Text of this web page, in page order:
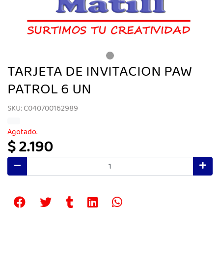
TARJETA DE INVITACION PAW
PATROL 6 UN
SKU: C040700162989
Agotado.
$ 2.190